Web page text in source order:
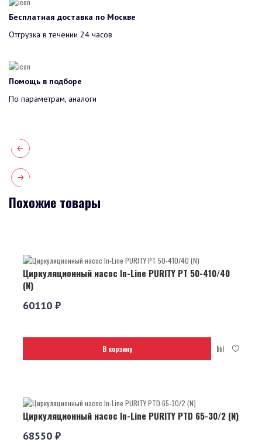
Бесплатная доставка по Москве
Отгрузка в течении 24 часов
Помощь в подборе
По параметрам, аналоги
Похожие товары
Циркуляционный насос In-Line PURITY PT 50-410/40
(N)
60110 ₽
В корзину
Циркуляционный насос In-Line PURITY PTD 65-30/2 (N)
68550 ₽